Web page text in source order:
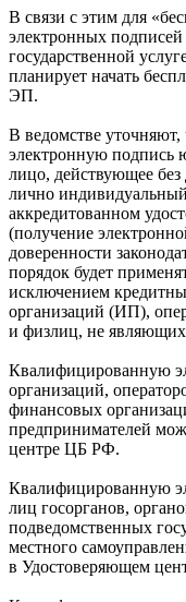
В связи с этим для
электронных подписей
государственной
планирует начать
ЭП.
В ведомстве
электронную подпись
лицо, действующее
лично
аккредитованном
(получение
доверенности
порядок будет
исключением
организаций (ИП),
и физлиц, не
Квалифицированную
организаций,
финансовых
предпринимателей
центре ЦБ РФ.
Квалифицированную
лиц госорганов,
подведомственных
местного
в Удостоверяющем